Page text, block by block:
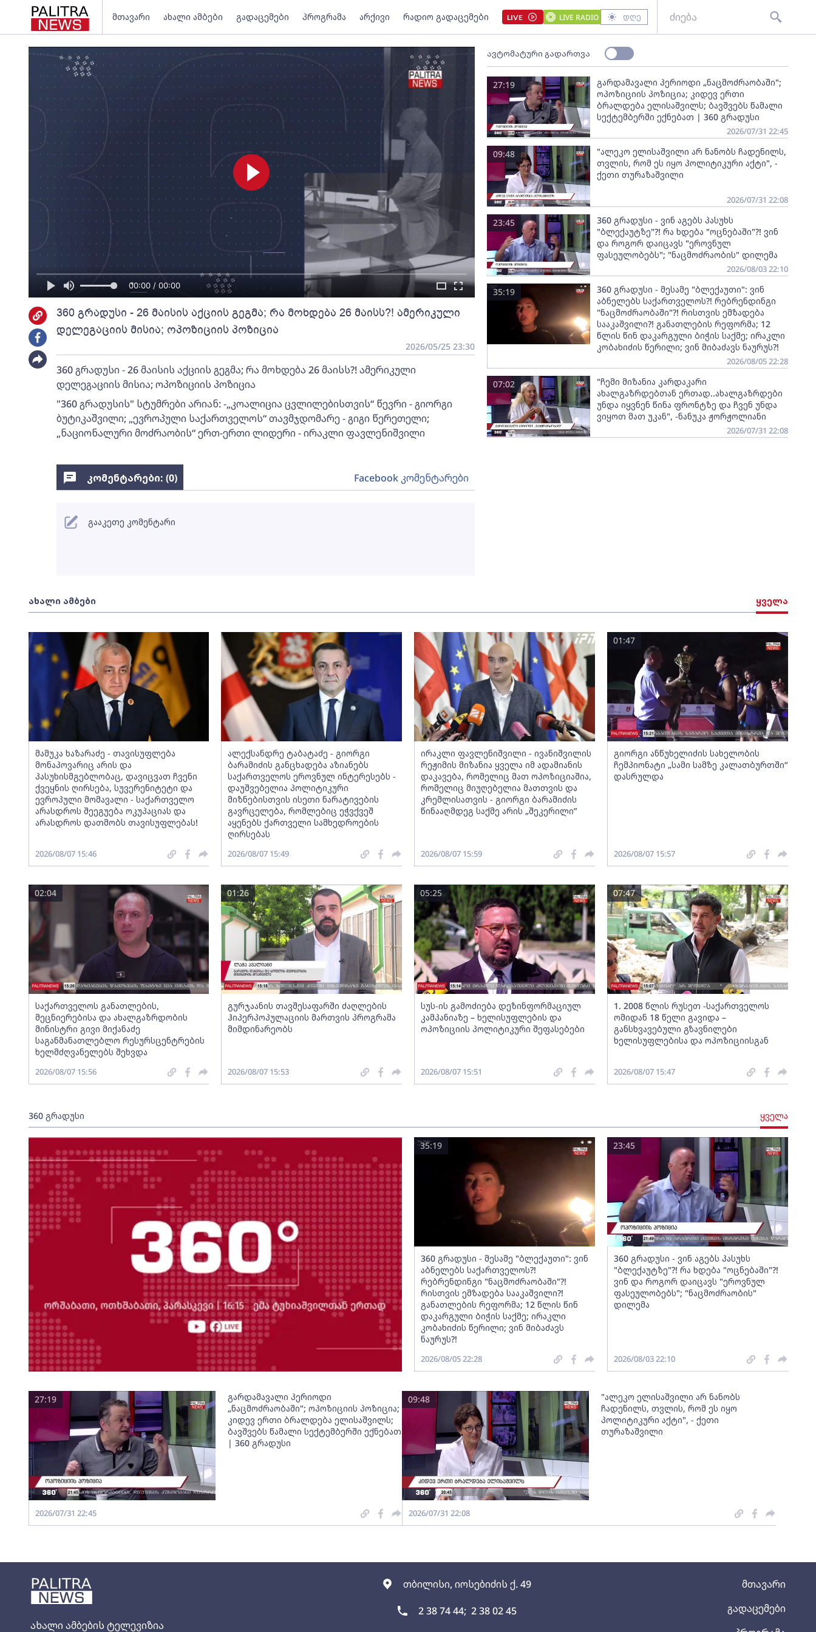
მთავარი ახალი ამბები გადაცემები პროგრამა არქივი რადიო გადაცემები LIVE LIVE RADIO დღე
ახალი ამბების ტელევიზია
თბილისი, იოსებიძის ქ. 49
2 38 74 44; 2 38 02 45
მთავარი
გადაცემები
00:00 / 00:00
360 გრადუსი - 26 მაისის აქციის გეგმა; რა მოხდება 26 მაისს?! ამერიკული
დელეგაციის მისია; ოპოზიციის პოზიცია
2026/05/25 23:30
360 გრადუსი - 26 მაისის აქციის გეგმა; რა მოხდება 26 მაისს?! ამერიკული
დელეგაციის მისია; ოპოზიციის პოზიცია
"360 გრადუსის" სტუმრები არიან: -„კოალიცია ცვლილებისთვის“ წევრი - გიორგი
ბუტიკაშვილი; „ევროპული საქართველოს“ თავმჯდომარე - გიგი წერეთელი;
„ნაციონალური მოძრაობის“ ერთ-ერთი ლიდერი - ირაკლი ფავლენიშვილი
ავტომატური გადართვა
გარდამავალი პერიოდი „ნაცმოძრაობაში";
ოპოზიციის პოზიცია; კიდევ ერთი
ბრალდება ელისაშვილს; ბავშვებს წამალი
სექტემბერში ექნებათ | 360 გრადუსი
27:19
2026/07/31 22:45
"ალეკო ელისაშვილი არ ნანობს ჩადენილს,
თვლის, რომ ეს იყო პოლიტიკური აქტი", -
ქეთი თურაზაშვილი
09:48
2026/07/31 22:08
360 გრადუსი - ვინ აგებს პასუხს
"ბლექაუტზე"?! რა ხდება "ოცნებაში"?! ვინ
და როგორ დაიცავს "ეროვნულ
ფასეულობებს"; "ნაცმოძრაობის" დილემა
23:45
2026/08/03 22:10
360 გრადუსი - მესამე "ბლექაუთი": ვინ
აბნელებს საქართველოს?! რებრენდინგი
"ნაცმოძრაობაში"?! რისთვის ემზადება
სააკაშვილი?! განათლების რეფორმა; 12
წლის წინ დაკარგული ბიჭის საქმე; ირაკლი
კობახიძის წერილი; ვინ მიბაძავს ნაურუს?!
35:19
2026/08/05 22:28
"ჩემი მიზანია კარდაკარი
ახალგაზრდებთან ერთად..ახალგაზრდები
უნდა იყვნენ წინა ფრონტზე და ჩვენ უნდა
ვიყოთ მათ უკან", -ნანუკა ჟორჟოლიანი
07:02
2026/07/31 22:08
ახალი ამბები ყველა
მამუკა ხაზარაძე - თავისუფლება
მონაპოვარიც არის და
პასუხისმგებლობაც, დავიცვათ ჩვენი
ქვეყნის ღირსება, სუვერენიტეტი და
ევროპული მომავალი - საქართველო
არასდროს შეეგუება ოკუპაციას და
არასდროს დათმობს თავისუფლებას!
2026/08/07 15:46
ალექსანდრე ტაბატაძე - გიორგი
ბარამიძის განცხადება აზიანებს
საქართველოს ეროვნულ ინტერესებს -
დაუშვებელია პოლიტიკური
მიზნებისთვის ისეთი ნარატივების
გავრცელება, რომლებიც ეჭვქვეშ
აყენებს ქართველი სამხედროების
ღირსებას
2026/08/07 15:49
ირაკლი ფავლენიშვილი - ივანიშვილის
რეჟიმის მიზანია ყველა იმ ადამიანის
დაკავება, რომელიც მათ ოპოზიციაშია,
რომელიც მიუღებელია მათთვის და
კრემლისათვის - გიორგი ბარამიძის
წინააღმდეგ საქმე არის „შეკერილი”
2026/08/07 15:59
გიორგი ანწუხელიძის სახელობის
ჩემპიონატი „სამი სამზე კალათბურთში“
დასრულდა
01:47
2026/08/07 15:57
საქართველოს განათლების,
მეცნიერებისა და ახალგაზრდობის
მინისტრი გივი მიქანაძე
საგანმანათლებლო რესურსცენტრების
ხელმძღვანელებს შეხვდა
02:04
2026/08/07 15:56
გურჯაანის თავშესაფარში ძაღლების
ჰიპერპოპულაციის მართვის პროგრამა
მიმდინარეობს
01:26
2026/08/07 15:53
სუს-ის გამოძიება დეზინფორმაციულ
კამპანიაზე – ხელისუფლების და
ოპოზიციის პოლიტიკური შეფასებები
05:25
2026/08/07 15:51
1. 2008 წლის რუსეთ -საქართველოს
ომიდან 18 წელი გავიდა –
განსხვავებული გზავნილები
ხელისუფლებისა და ოპოზიციისგან
07:47
2026/08/07 15:47
360 გრადუსი ყველა
360 გრადუსი - მესამე "ბლექაუთი": ვინ
აბნელებს საქართველოს?!
რებრენდინგი "ნაცმოძრაობაში"?!
რისთვის ემზადება სააკაშვილი?!
განათლების რეფორმა; 12 წლის წინ
დაკარგული ბიჭის საქმე; ირაკლი
კობახიძის წერილი; ვინ მიბაძავს
ნაურუს?!
35:19
2026/08/05 22:28
360 გრადუსი - ვინ აგებს პასუხს
"ბლექაუტზე"?! რა ხდება "ოცნებაში"?!
ვინ და როგორ დაიცავს "ეროვნულ
ფასეულობებს"; "ნაცმოძრაობის"
დილემა
23:45
2026/08/03 22:10
გარდამავალი პერიოდი
„ნაცმოძრაობაში"; ოპოზიციის პოზიცია;
კიდევ ერთი ბრალდება ელისაშვილს;
ბავშვებს წამალი სექტემბერში ექნებათ
| 360 გრადუსი
27:19
2026/07/31 22:45
"ალეკო ელისაშვილი არ ნანობს
ჩადენილს, თვლის, რომ ეს იყო
პოლიტიკური აქტი", - ქეთი
თურაზაშვილი
09:48
2026/07/31 22:08
კომენტარები: (0) Facebook კომენტარები
გააკეთე კომენტარი